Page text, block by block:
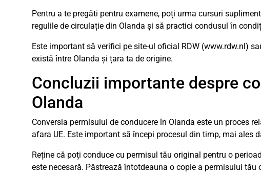
Pentru a te pregăti pentru examene, poți urma cursuri
regulile de circulație din Olanda și să practici condusul în
Este important să verifici pe site-ul oficial RDW (www.rdw.nl)
există între Olanda și țara ta de origine.
Concluzii importante despre
Olanda
Conversia permisului de conducere în Olanda este un proces
afara UE. Este important să începi procesul din timp, mai ales
Reține că poți conduce cu permisul tău original pentru o
este necesară. Păstrează întotdeauna o copie a permisului